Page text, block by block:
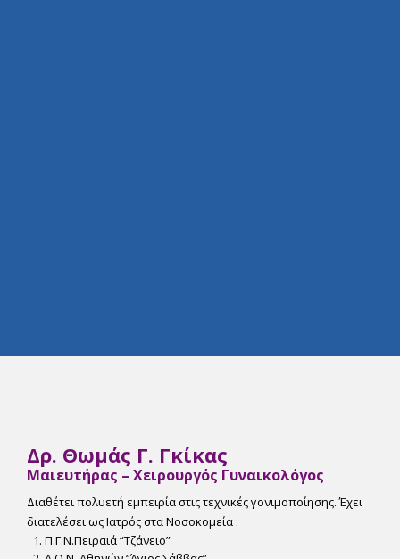
Δρ. Θωμάς Γ. Γκίκας
Μαιευτήρας – Χειρουργός Γυναικολόγος
Διαθέτει πολυετή εμπειρία στις τεχνικές γονιμοποίησης. Έχει
διατελέσει ως Ιατρός στα Νοσοκομεία :
Π.Γ.Ν.Πειραιά “Tζάνειο”